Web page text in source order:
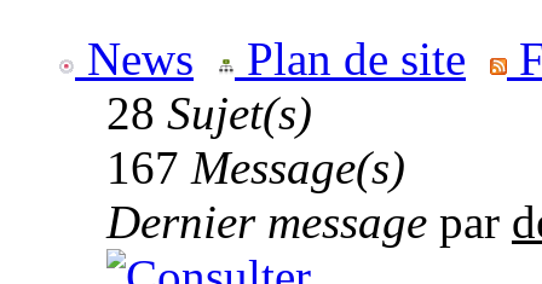
News Plan de site
28 Sujet(s)
167 Message(s)
Dernier message par